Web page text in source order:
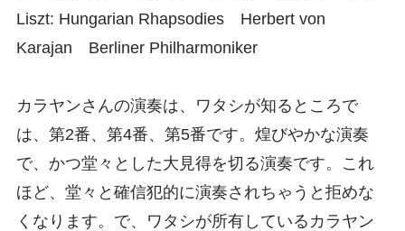
Liszt: Hungarian Rhapsodies Herbert von
Karajan Berliner Philharmoniker
カラヤンさんの演奏は、ワタシが知るところで
は、第2番、第4番、第5番です。煌びやかな演奏
で、かつ堂々とした大見得を切る演奏です。これ
ほど、堂々と確信犯的に演奏されちゃうと拒めな
くなります。で、ワタシが所有しているカラヤン